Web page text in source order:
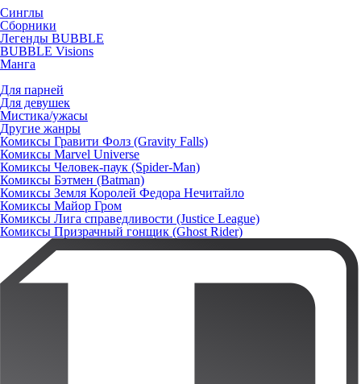
Синглы
Сборники
Легенды BUBBLE
BUBBLE Visions
Манга
Для парней
Для девушек
Мистика/ужасы
Другие жанры
Комиксы Гравити Фолз (Gravity Falls)
Комиксы Marvel Universe
Комиксы Человек-паук (Spider-Man)
Комиксы Бэтмен (Batman)
Комиксы Земля Королей Федора Нечитайло
Комиксы Майор Гром
Комиксы Лига справедливости (Justice League)
Комиксы Призрачный гонщик (Ghost Rider)